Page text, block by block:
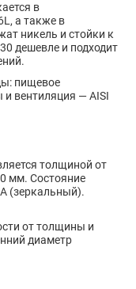
в
а также в
никель и стойки к
дешевле и подходит
пищевое
вентиляция — AISI
толщиной от
мм. Состояние
(зеркальный).
от толщины и
диаметр